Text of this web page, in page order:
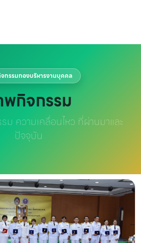
กรรมกองบริหารงานบุคคล
กิจกรรม
ม ความเคลื่อนไหว ที่ผ่านมาและ
ปัจจุบัน